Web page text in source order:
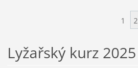
1 2
Lyžařský kurz 2025